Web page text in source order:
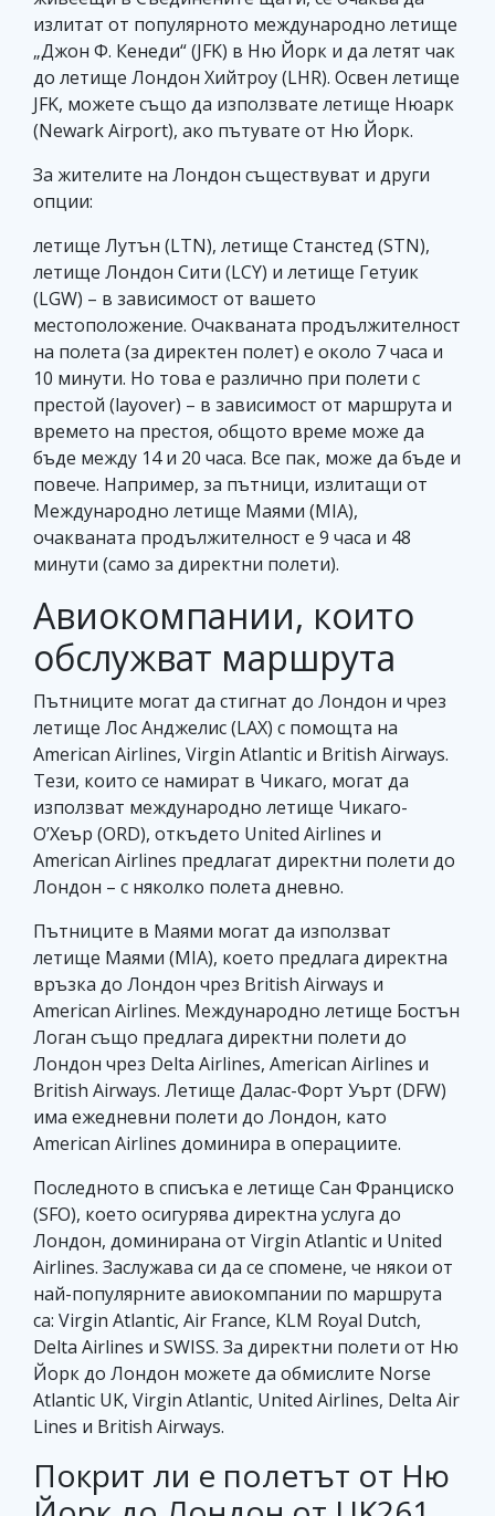
излитат от популярното международно летище
„Джон Ф. Кенеди“ (JFK) в Ню Йорк и да летят чак
до летище Лондон Хийтроу (LHR). Освен летище
JFK, можете също да използвате летище Нюарк
(Newark Airport), ако пътувате от Ню Йорк.
За жителите на Лондон съществуват и други
опции:
летище Лутън (LTN), летище Станстед (STN),
летище Лондон Сити (LCY) и летище Гетуик
(LGW) – в зависимост от вашето
местоположение. Очакваната продължителност
на полета (за директен полет) е около 7 часа и
10 минути. Но това е различно при полети с
престой (layover) – в зависимост от маршрута и
времето на престоя, общото време може да
бъде между 14 и 20 часа. Все пак, може да бъде и
повече. Например, за пътници, излитащи от
Международно летище Маями (MIA),
очакваната продължителност е 9 часа и 48
минути (само за директни полети).
Авиокомпании, които
обслужват маршрута
Пътниците могат да стигнат до Лондон и чрез
летище Лос Анджелис (LAX) с помощта на
American Airlines, Virgin Atlantic и British Airways.
Тези, които се намират в Чикаго, могат да
използват международно летище Чикаго-
О’Хеър (ORD), откъдето United Airlines и
American Airlines предлагат директни полети до
Лондон – с няколко полета дневно.
Пътниците в Маями могат да използват
летище Маями (MIA), което предлага директна
връзка до Лондон чрез British Airways и
American Airlines. Международно летище Бостън
Логан също предлага директни полети до
Лондон чрез Delta Airlines, American Airlines и
British Airways. Летище Далас-Форт Уърт (DFW)
има ежедневни полети до Лондон, като
American Airlines доминира в операциите.
Последното в списъка е летище Сан Франциско
(SFO), което осигурява директна услуга до
Лондон, доминирана от Virgin Atlantic и United
Airlines. Заслужава си да се спомене, че някои от
най-популярните авиокомпании по маршрута
са: Virgin Atlantic, Air France, KLM Royal Dutch,
Delta Airlines и SWISS. За директни полети от Ню
Йорк до Лондон можете да обмислите Norse
Atlantic UK, Virgin Atlantic, United Airlines, Delta Air
Lines и British Airways.
Покрит ли е полетът от Ню